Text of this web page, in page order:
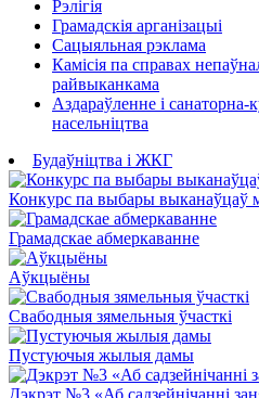
Рэлігія
Грамадскія арганізацыі
Сацыяльная рэклама
Камісія па справах
райвыканкама
Аздараўленне і санаторна-
насельніцтва
Будаўніцтва і ЖКГ
Конкурс па выбары выканаўцаў
Грамадскае абмеркаванне
Аўкцыёны
Свабодныя зямельныя ўчасткі
Пустуючыя жылыя дамы
Дэкрэт №3 «Аб садзейнічанні